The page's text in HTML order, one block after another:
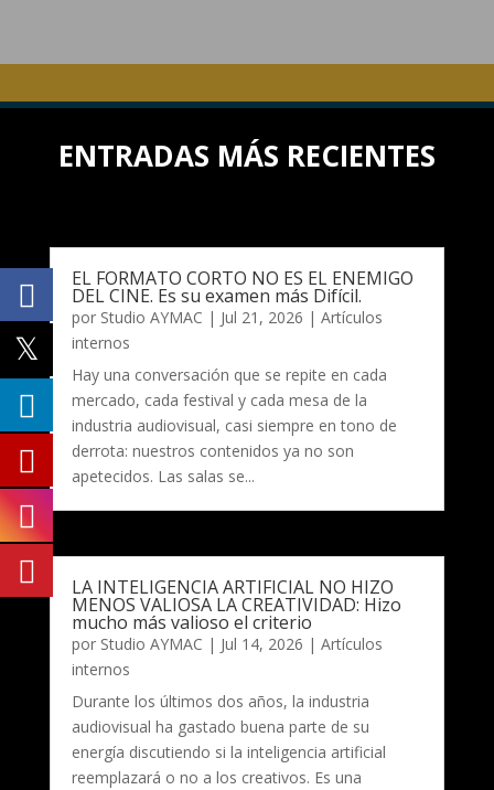
ENTRADAS MÁS RECIENTES
EL FORMATO CORTO NO ES EL ENEMIGO
DEL CINE. Es su examen más Difícil.
por Studio AYMAC | Jul 21, 2026 | Artículos
internos
Hay una conversación que se repite en cada
mercado, cada festival y cada mesa de la
industria audiovisual, casi siempre en tono de
derrota: nuestros contenidos ya no son
apetecidos. Las salas se...
LA INTELIGENCIA ARTIFICIAL NO HIZO
MENOS VALIOSA LA CREATIVIDAD: Hizo
mucho más valioso el criterio
por Studio AYMAC | Jul 14, 2026 | Artículos
internos
Durante los últimos dos años, la industria
audiovisual ha gastado buena parte de su
energía discutiendo si la inteligencia artificial
reemplazará o no a los creativos. Es una